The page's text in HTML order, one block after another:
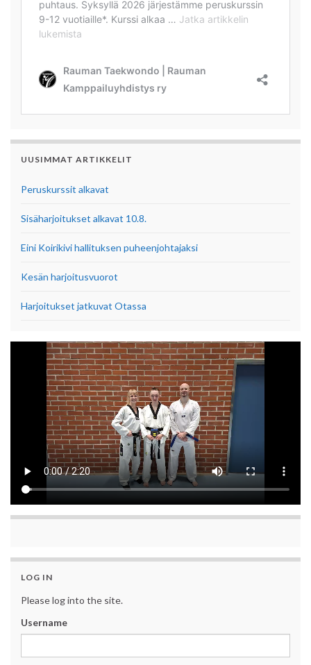
UUSIMMAT ARTIKKELIT
Peruskurssit alkavat
Sisäharjoitukset alkavat 10.8.
Eini Koirikivi hallituksen puheenjohtajaksi
Kesän harjoitusvuorot
Harjoitukset jatkuvat Otassa
LOG IN
Please log into the site.
Username